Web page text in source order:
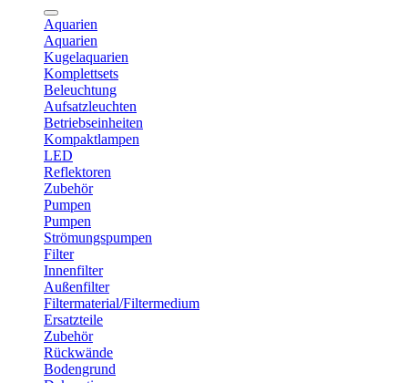
Aquarien
Aquarien
Kugelaquarien
Komplettsets
Beleuchtung
Aufsatzleuchten
Betriebseinheiten
Kompaktlampen
LED
Reflektoren
Zubehör
Pumpen
Pumpen
Strömungspumpen
Filter
Innenfilter
Außenfilter
Filtermaterial/Filtermedium
Ersatzteile
Zubehör
Rückwände
Bodengrund